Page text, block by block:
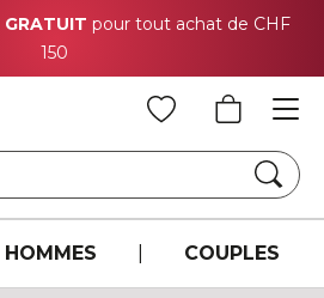
pour tout achat de CHF
150
HOMMES COUPLES